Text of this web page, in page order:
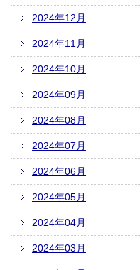
2024年12月
2024年11月
2024年10月
2024年09月
2024年08月
2024年07月
2024年06月
2024年05月
2024年04月
2024年03月